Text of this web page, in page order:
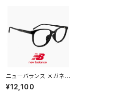
ニューバランス メガネ n
b09378x-4 new bal
ance newbalance 眼
¥12,100